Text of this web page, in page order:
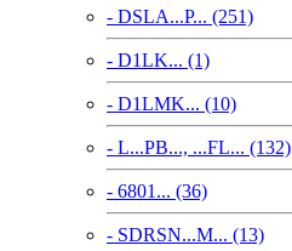
- DSLA...P... (251)
- D1LK... (1)
- D1LMK... (10)
- L...PB..., ...FL... (132)
- 6801... (36)
- SDRSN...M... (13)